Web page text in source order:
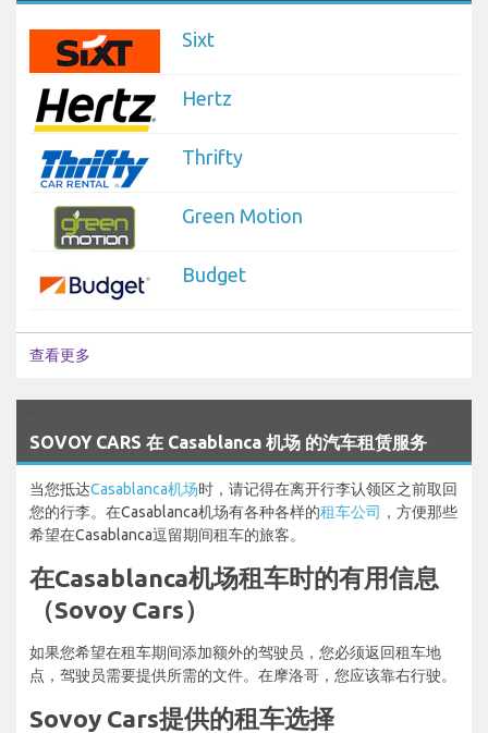
Sixt
Hertz
Thrifty
Green Motion
Budget
查看更多
SOVOY CARS 在 Casablanca 机场 的汽车租赁服务
当您抵达Casablanca机场时，请记得在离开行李认领区之前取回
您的行李。在Casablanca机场有各种各样的租车公司 ，方便那些
希望在Casablanca逗留期间租车的旅客。
在Casablanca机场租车时的有用信息
（Sovoy Cars）
如果您希望在租车期间添加额外的驾驶员，您必须返回租车地
点，驾驶员需要提供所需的文件。在摩洛哥，您应该靠右行驶。
Sovoy Cars提供的租车选择